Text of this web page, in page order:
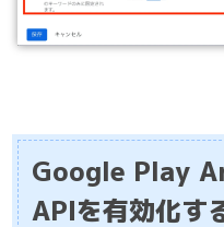
Google Play
APIを有効化す